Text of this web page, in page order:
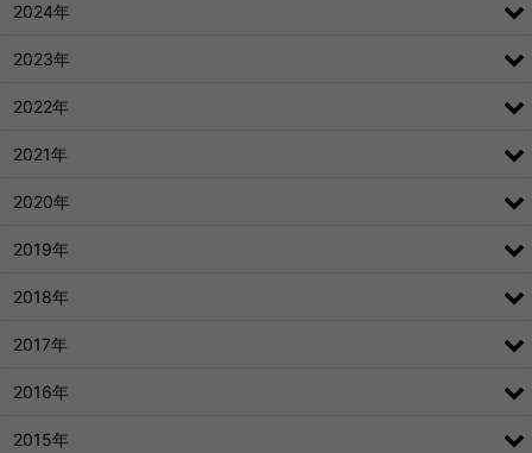
2024年
2023年
2022年
2021年
2020年
2019年
2018年
2017年
2016年
2015年